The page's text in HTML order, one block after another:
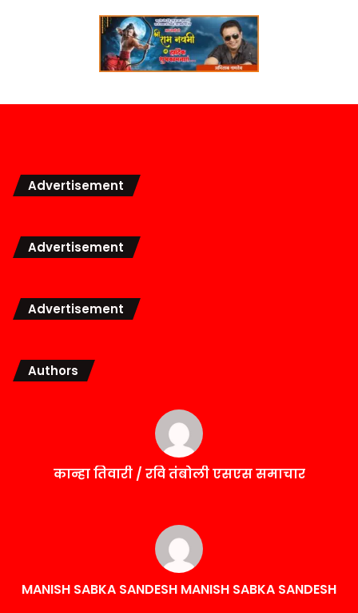
Advertisement
Advertisement
Advertisement
Authors
कान्हा तिवारी / रवि तंबोली एसएस समाचार
MANISH SABKA SANDESH MANISH SABKA SANDESH